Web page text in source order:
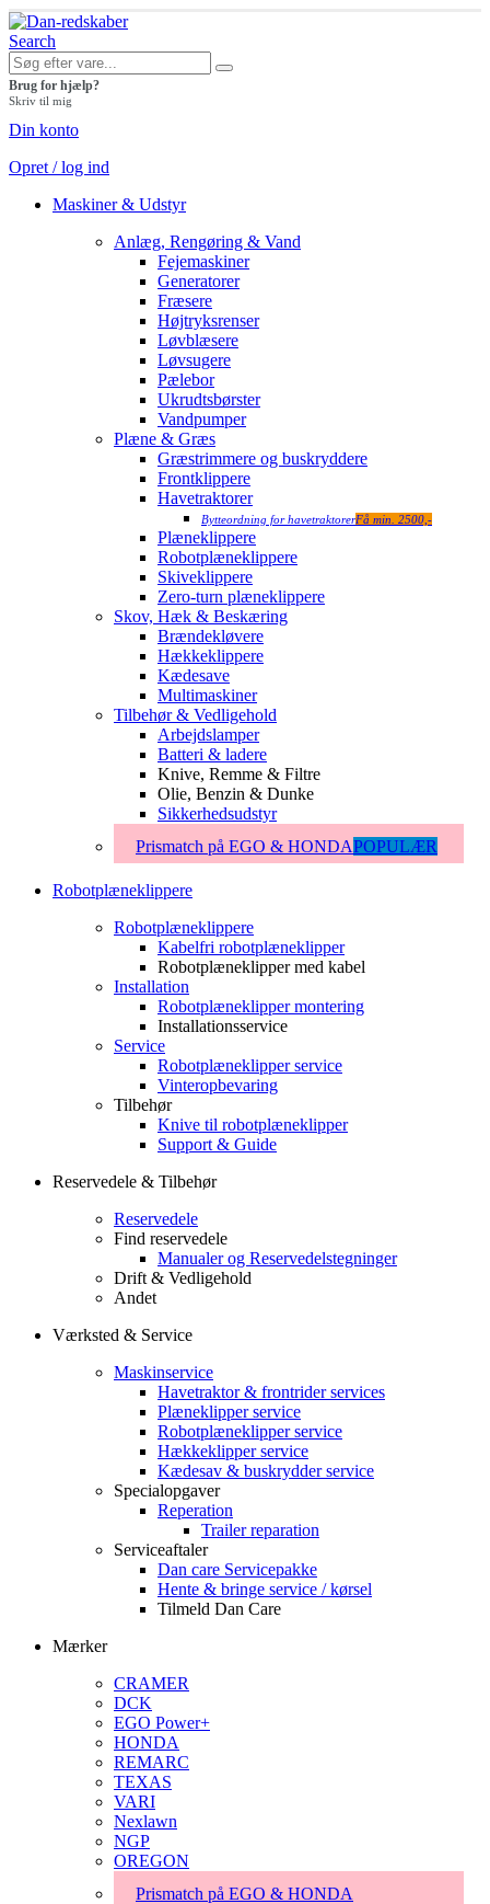
Search
Brug for hjælp?
Skriv til mig
Din konto
Opret / log ind
Maskiner & Udstyr
Anlæg, Rengøring & Vand
Fejemaskiner
Generatorer
Fræsere
Højtryksrenser
Løvblæsere
Løvsugere
Pælebor
Ukrudtsbørster
Vandpumper
Plæne & Græs
Græstrimmere og buskryddere
Frontklippere
Havetraktorer
Bytteordning for havetraktorerFå min. 2500,-
Plæneklippere
Robotplæneklippere
Skiveklippere
Zero-turn plæneklippere
Skov, Hæk & Beskæring
Brændekløvere
Hækkeklippere
Kædesave
Multimaskiner
Tilbehør & Vedligehold
Arbejdslamper
Batteri & ladere
Knive, Remme & Filtre
Olie, Benzin & Dunke
Sikkerhedsudstyr
Prismatch på EGO & HONDAPOPULÆR
Robotplæneklippere
Robotplæneklippere
Kabelfri robotplæneklipper
Robotplæneklipper med kabel
Installation
Robotplæneklipper montering
Installationsservice
Service
Robotplæneklipper service
Vinteropbevaring
Tilbehør
Knive til robotplæneklipper
Support & Guide
Reservedele & Tilbehør
Reservedele
Find reservedele
Manualer og Reservedelstegninger
Drift & Vedligehold
Andet
Værksted & Service
Maskinservice
Havetraktor & frontrider services
Plæneklipper service
Robotplæneklipper service
Hækkeklipper service
Kædesav & buskrydder service
Specialopgaver
Reperation
Trailer reparation
Serviceaftaler
Dan care Servicepakke
Hente & bringe service / kørsel
Tilmeld Dan Care
Mærker
CRAMER
DCK
EGO Power+
HONDA
REMARC
TEXAS
VARI
Nexlawn
NGP
OREGON
Prismatch på EGO & HONDA